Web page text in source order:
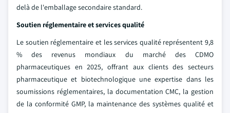
delà de l'emballage secondaire standard.
Soutien réglementaire et services qualité
Le soutien réglementaire et les services qualité représentent 9,8
% des revenus mondiaux du marché des CDMO
pharmaceutiques en 2025, offrant aux clients des secteurs
pharmaceutique et biotechnologique une expertise dans les
soumissions réglementaires, la documentation CMC, la gestion
de la conformité GMP, la maintenance des systèmes qualité et